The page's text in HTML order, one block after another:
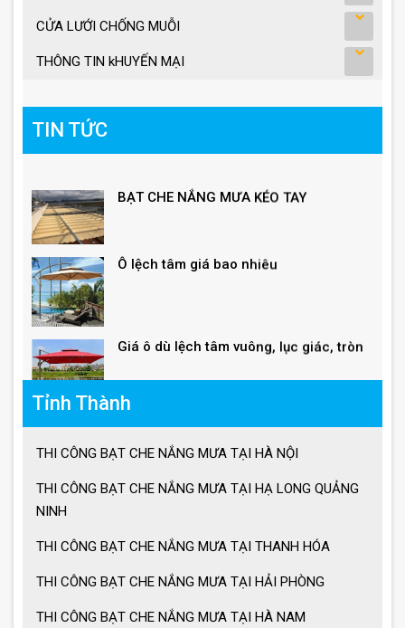
CỬA LƯỚI CHỐNG MUỖI
THÔNG TIN kHUYẾN MẠI
TIN TỨC
BẠT CHE NẮNG MƯA KÉO TAY
Ô lệch tâm giá bao nhiêu
Giá ô lệch tâm vuông
Tỉnh Thành
THI CÔNG BẠT CHE NẮNG MƯA TẠI HÀ NỘI
THI CÔNG BẠT CHE NẮNG MƯA TẠI HẠ LONG QUẢNG
NINH
THI CÔNG BẠT CHE NẮNG MƯA TẠI THANH HÓA
THI CÔNG BẠT CHE NẮNG MƯA TẠI HẢI PHÒNG
THI CÔNG BẠT CHE NẮNG MƯA TẠI HÀ NAM